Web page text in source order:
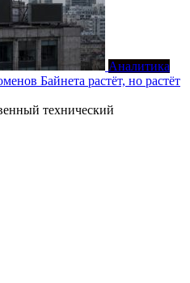
Аналитика
Байнета растёт, но растёт
технический